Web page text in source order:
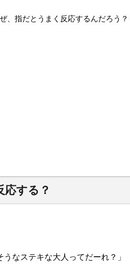
、指だとうまく反応するんだろう？
する？
なステキな大人ってだーれ？」